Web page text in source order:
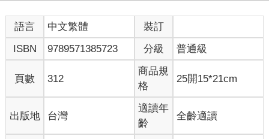
語言 中文繁體
裝訂
ISBN
9789571385723 分級 普通級
頁數 312
商品規
格
25開15*21cm
出版地 台灣
適讀年
齡
全齡適讀